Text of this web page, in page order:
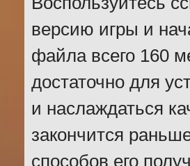
версию игры и
файла всего 160
достаточно для
и наслаждаться
закончится
способов его